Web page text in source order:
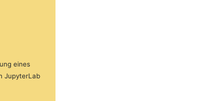
eines
JupyterLab